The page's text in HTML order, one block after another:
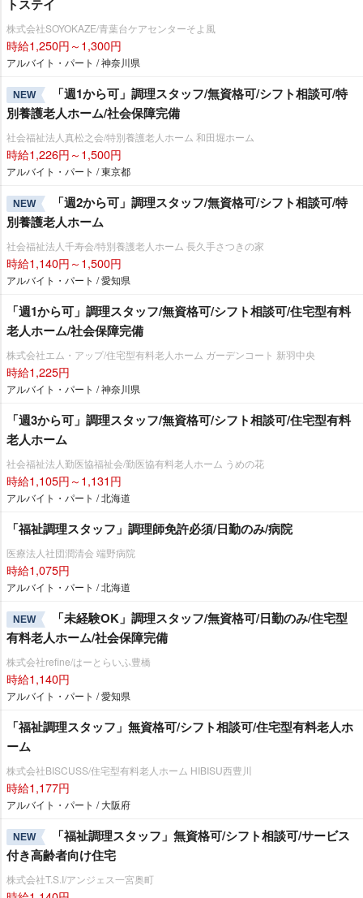
トステイ
株式会社SOYOKAZE/青葉台ケアセンターそよ風
時給1,250円～1,300円
アルバイト・パート / 神奈川県
NEW
「週1から可」調理スタッフ/無資格可/シフト相談可/特
別養護老人ホーム/社会保障完備
社会福祉法人真松之会/特別養護老人ホーム 和田堀ホーム
時給1,226円～1,500円
アルバイト・パート / 東京都
NEW
「週2から可」調理スタッフ/無資格可/シフト相談可/特
別養護老人ホーム
社会福祉法人千寿会/特別養護老人ホーム 長久手さつきの家
時給1,140円～1,500円
アルバイト・パート / 愛知県
「週1から可」調理スタッフ/無資格可/シフト相談可/住宅型有料
老人ホーム/社会保障完備
株式会社エム・アップ/住宅型有料老人ホーム ガーデンコート 新羽中央
時給1,225円
アルバイト・パート / 神奈川県
「週3から可」調理スタッフ/無資格可/シフト相談可/住宅型有料
老人ホーム
社会福祉法人勤医協福祉会/勤医協有料老人ホーム うめの花
時給1,105円～1,131円
アルバイト・パート / 北海道
「福祉調理スタッフ」調理師免許必須/日勤のみ/病院
医療法人社団潤清会 端野病院
時給1,075円
アルバイト・パート / 北海道
NEW
「未経験OK」調理スタッフ/無資格可/日勤のみ/住宅型
有料老人ホーム/社会保障完備
株式会社refine/はーとらいふ豊橋
時給1,140円
アルバイト・パート / 愛知県
「福祉調理スタッフ」無資格可/シフト相談可/住宅型有料老人ホ
ーム
株式会社BISCUSS/住宅型有料老人ホーム HIBISU西豊川
時給1,177円
アルバイト・パート / 大阪府
NEW
「福祉調理スタッフ」無資格可/シフト相談可/サービス
付き高齢者向け住宅
株式会社T.S.I/アンジェス一宮奥町